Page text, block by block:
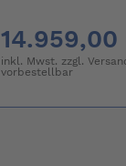
14.959,00
inkl. Mwst. zzgl.
vorbestellbar